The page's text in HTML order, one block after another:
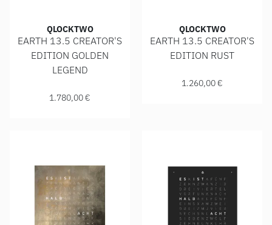
QLOCKTWO
EARTH 13.5 CREATOR'S
EDITION GOLDEN
LEGEND
Qlocktwo EARTH 13.5 CREATOR'S EDITION GOLDEN
1.780,00 €
QLOCKTWO
EARTH 13.5 CREATOR'S
EDITION RUST
1.260,00 €